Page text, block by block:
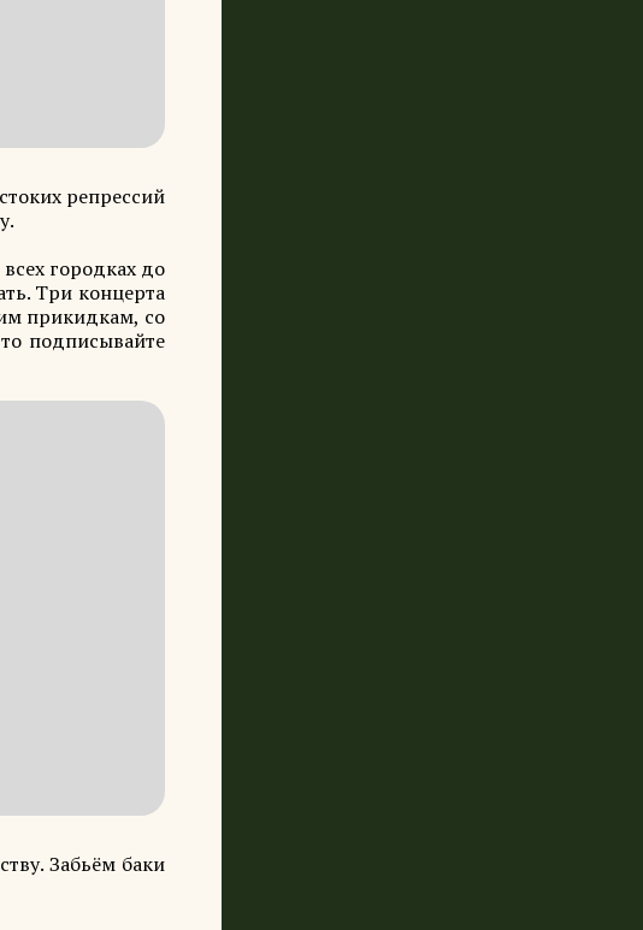
репрессий
городках до
Три концерта
прикидкам, со
подписывайте
Забьём баки